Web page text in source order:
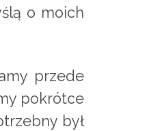
o moich
przede
pokrótce
był